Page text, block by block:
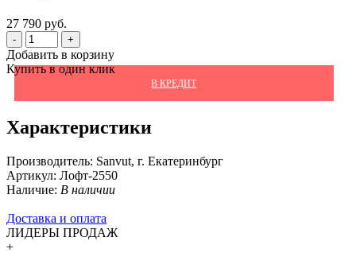
27 790 руб.
- +
Добавить в корзину
Купить в один клик
В КРЕДИТ
Характеристики
Производитель: Sanvut, г. Екатеринбург
Артикул: Лофт-2550
Наличие: В наличии
Доставка и оплата
ЛИДЕРЫ ПРОДАЖ
+